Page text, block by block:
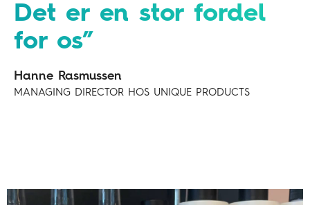
Det er en stor fordel
for os
Hanne Rasmussen
MANAGING DIRECTOR HOS UNIQUE PRODUCTS